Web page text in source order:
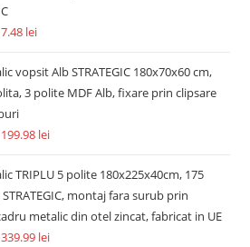
lei
vopsit Alb STRATEGIC 180x70x60 cm,
3 polite MDF Alb, fixare prin clipsare
199.98 lei
TRIPLU 5 polite 180x225x40cm, 175
montaj fara surub prin
metalic din otel zincat, fabricat in UE
339.99 lei